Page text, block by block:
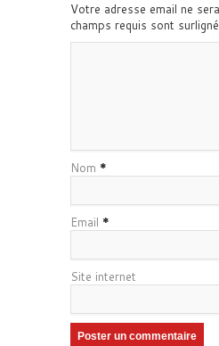
Votre adresse email ne
champs requis sont
Nom *
Email *
Site internet